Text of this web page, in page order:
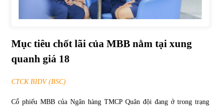
31/05/2022
Vietcombank và Eximbank
Mục tiêu chốt lãi của MBB nằm tại xung
quanh giá 18
CTCK BIDV (BSC)
Cổ phiếu MBB của Ngân hàng TMCP Quân đội đang ở trong trạng